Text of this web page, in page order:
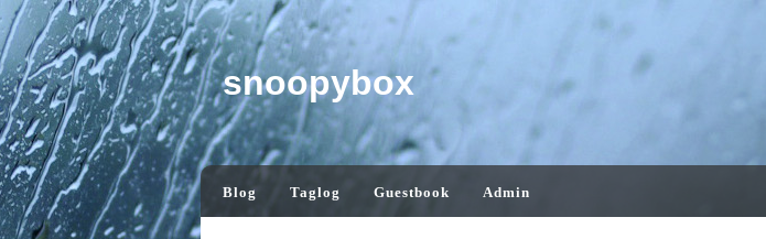
snoopybox
Blog Taglog Guestbook Admin